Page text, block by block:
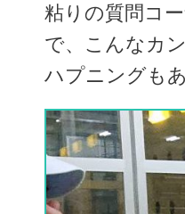
粘りの質問コ
で、こんなカ
ハプニングも